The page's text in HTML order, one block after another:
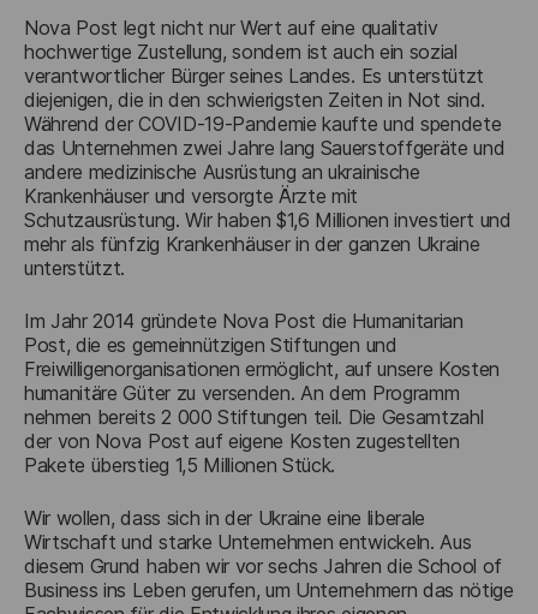
Nova Post legt nicht nur Wert auf eine qualitativ
hochwertige Zustellung, sondern ist auch ein sozial
verantwortlicher Bürger seines Landes. Es unterstützt
diejenigen, die in den schwierigsten Zeiten in Not sind.
Während der COVID-19-Pandemie kaufte und spendete
das Unternehmen zwei Jahre lang Sauerstoffgeräte und
andere medizinische Ausrüstung an ukrainische
Krankenhäuser und versorgte Ärzte mit
Schutzausrüstung. Wir haben $1,6 Millionen investiert und
mehr als fünfzig Krankenhäuser in der ganzen Ukraine
unterstützt.
Im Jahr 2014 gründete Nova Post die Humanitarian
Post, die es gemeinnützigen Stiftungen und
Freiwilligenorganisationen ermöglicht, auf unsere Kosten
humanitäre Güter zu versenden. An dem Programm
nehmen bereits 2 000 Stiftungen teil. Die Gesamtzahl
der von Nova Post auf eigene Kosten zugestellten
Pakete überstieg 1,5 Millionen Stück.
Wir wollen, dass sich in der Ukraine eine liberale
Wirtschaft und starke Unternehmen entwickeln. Aus
diesem Grund haben wir vor sechs Jahren die School of
Business ins Leben gerufen, um Unternehmern das nötige